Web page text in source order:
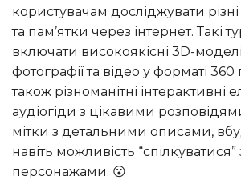
користувачам досліджувати різні
та пам’ятки через інтернет. Такі
включати високоякісні 3D-
фотографії та відео у форматі 360
також різноманітні інтерактивні
аудіогіди з цікавими
мітки з детальними описами,
навіть можливість
персонажами. 😮